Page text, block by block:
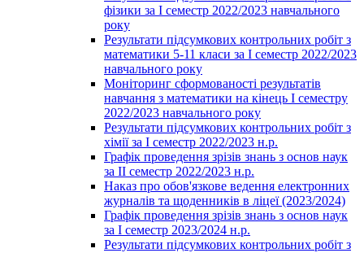
фізики за І семестр 2022/2023 навчального
року
Результати підсумкових контрольних робіт з
математики 5-11 класи за І семестр 2022/2023
навчального року
Моніторинг сформованості результатів
навчання з математики на кінець І семестру
2022/2023 навчального року
Результати підсумкових контрольних робіт з
хімії за І семестр 2022/2023 н.р.
Графік проведення зрізів знань з основ наук
за ІІ семестр 2022/2023 н.р.
Наказ про обов'язкове ведення електронних
журналів та щоденників в ліцеї (2023/2024)
Графік проведення зрізів знань з основ наук
за І семестр 2023/2024 н.р.
Результати підсумкових контрольних робіт з